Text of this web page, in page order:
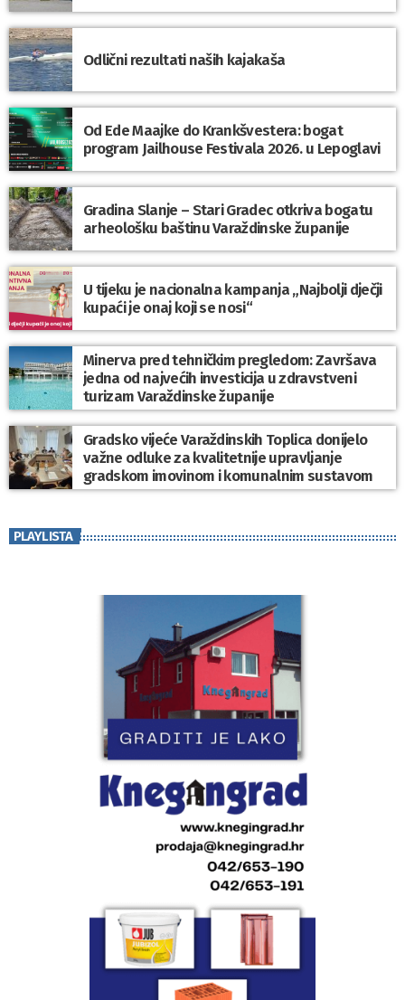
Odlični rezultati naših kajakaša
Od Ede Maajke do Krankšvestera: bogat
program Jailhouse Festivala 2026. u Lepoglavi
Gradina Slanje – Stari Gradec otkriva bogatu
arheološku baštinu Varaždinske županije
U tijeku je nacionalna kampanja „Najbolji dječji
kupaći je onaj koji se nosi“
Minerva pred tehničkim pregledom: Završava
jedna od najvećih investicija u zdravstveni
turizam Varaždinske županije
Gradsko vijeće Varaždinskih Toplica donijelo
važne odluke za kvalitetnije upravljanje
gradskom imovinom i komunalnim sustavom
PLAYLISTA